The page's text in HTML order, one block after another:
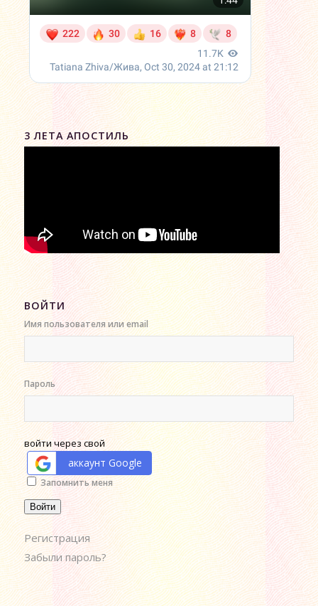
3 ЛЕТА АПОСТИЛЬ
ВОЙТИ
Имя пользователя или email
Пароль
войти через свой
аккаунт Google
Alternative:
Запомнить меня
Войти
Регистрация
Забыли пароль?